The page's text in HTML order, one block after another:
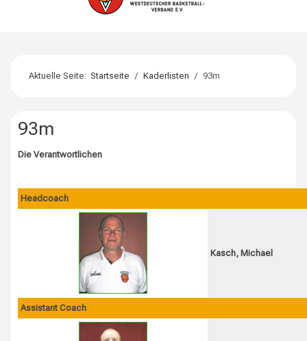
Aktuelle Seite:Startseite Kaderlisten 93m
93m
Die Verantwortlichen
Headcoach
Kasch, Michael
Assistant Coach